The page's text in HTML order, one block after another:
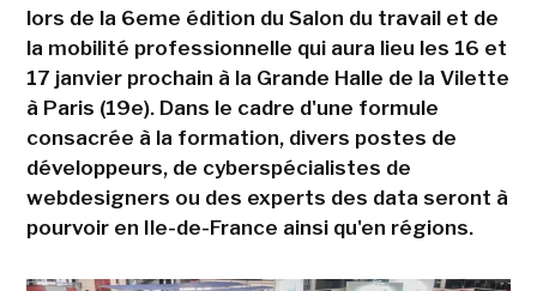
lors de la 6eme édition du Salon du travail et de
la mobilité professionnelle qui aura lieu les 16 et
17 janvier prochain à la Grande Halle de la Vilette
à Paris (19e). Dans le cadre d'une formule
consacrée à la formation, divers postes de
développeurs, de cyberspécialistes de
webdesigners ou des experts des data seront à
pourvoir en Ile-de-France ainsi qu'en régions.